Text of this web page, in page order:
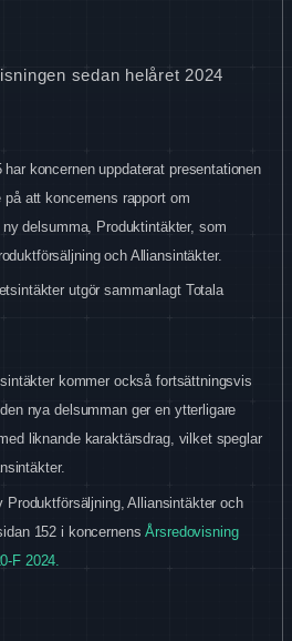
sedan helåret 2024
koncernen uppdaterat presentationen
att koncernens rapport om
delsumma, Produktintäkter, som
och Alliansintäkter.
utgör sammanlagt Totala
kommer också fortsättningsvis
nya delsumman ger en ytterligare
liknande karaktärsdrag, vilket speglar
Produktförsäljning, Alliansintäkter och
152 i koncernensÅrsredovisning
F 2024.